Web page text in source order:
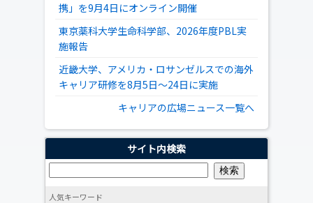
携」を9月4日にオンライン開催
東京薬科大学生命科学部、2026年度PBL実
施報告
近畿大学、アメリカ・ロサンゼルスでの海外
キャリア研修を8月5日～24日に実施
キャリアの広場ニュース一覧へ
サイト内検索
人気キーワード